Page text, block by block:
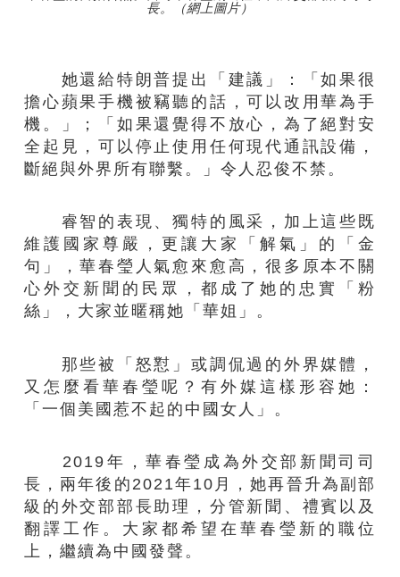
長。（網上圖片）
她還給特朗普提出「建議」：「如果很
擔心蘋果手機被竊聽的話，可以改用華為手
機。」；「如果還覺得不放心，為了絕對安
全起見，可以停止使用任何現代通訊設備，
斷絕與外界所有聯繫。」令人忍俊不禁。
睿智的表現、獨特的風采，加上這些既
維護國家尊嚴，更讓大家「解氣」的「金
句」，華春瑩人氣愈來愈高，很多原本不關
心外交新聞的民眾，都成了她的忠實「粉
絲」，大家並暱稱她「華姐」。
那些被「怒懟」或調侃過的外界媒體，
又怎麼看華春瑩呢？有外媒這樣形容她：
「一個美國惹不起的中國女人」。
2019年，華春瑩成為外交部新聞司司
長，兩年後的2021年10月，她再晉升為副部
級的外交部部長助理，分管新聞、禮賓以及
翻譯工作。大家都希望在華春瑩新的職位
上，繼續為中國發聲。